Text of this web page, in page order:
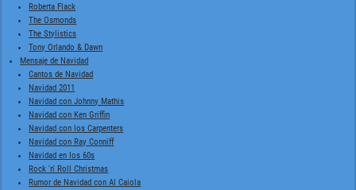
Roberta Flack
The Osmonds
The Stylistics
Tony Orlando & Dawn
Mensaje de Navidad
Cantos de Navidad
Navidad 2011
Navidad con Johnny Mathis
Navidad con Ken Griffin
Navidad con los Carpenters
Navidad con Ray Conniff
Navidad en los 60s
Rock 'n' Roll Christmas
Rumor de Navidad con Al Caiola